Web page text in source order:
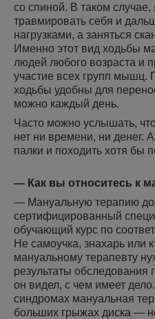
со спиной. В таком
травмировать себя и
нагрузками, а заняться
Именно этот вид ходьбы
людей любого возраста и
участие всех групп мышц.
ходьбы удобны для
можно каждый день.
Часто можно услышать,
нет ни времени, ни денег.
палки и походить хотя бы
— Как вы относитесь к
— Мануальную терапию
сертифицированный
обучающий курс по
Не самоучка, знахарь или
мануальному терапевту
результаты обследования
он видел, с чем имеет
синдромах мануальная
больших грыжах диска —